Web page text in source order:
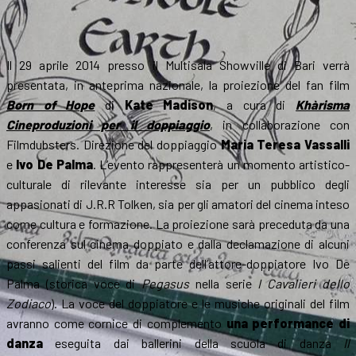
Il 29 aprile 2014 presso il Multisala Showville di Bari verrà
presentata, in anteprima nazionale, la proiezione del fan film
Born of Hopedi Kate Madison, a cura di Khàrisma
Cineproduzioni per il doppiaggio, in collaborazione con
Filmdubsters. Direzione del doppiaggioMaria Teresa Vassalli
e Ivo De Palma. L’evento rappresenterà un momento artistico-
culturale di rilevante interesse sia per un pubblico degli
appasionati di J.R.R Tolken, sia per gli amatori del cinema inteso
come cultura e formazione. La proiezione sarà preceduta da una
conferenza sul cinema doppiato e dalla declamazione di alcuni
passi salienti del film da parte dell’attore-doppiatore Ivo De
Palma (storica voce diPegasusnella serie I Cavalieri dello
Zodiaco). La voce del doppiatore e le musiche originali del film
avranno come cornice di complemento una performance di
danza eseguita dai ballerini della scuola di danzaIl